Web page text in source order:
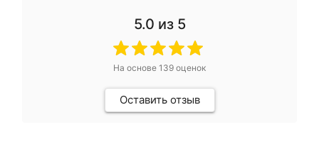
5.0 из 5
На основе 139 оценок
Оставить отзыв